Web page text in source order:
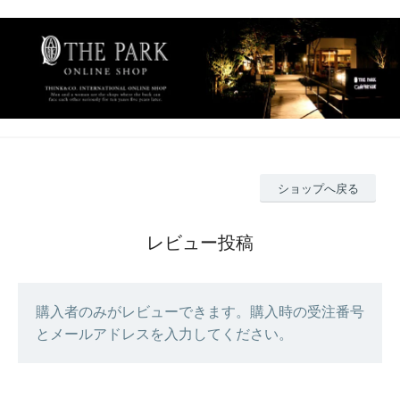
ショップへ戻る
レビュー投稿
購入者のみがレビューできます。購入時の受注番号
とメールアドレスを入力してください。